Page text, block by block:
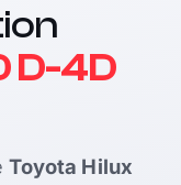
D-4D
Toyota Hilux